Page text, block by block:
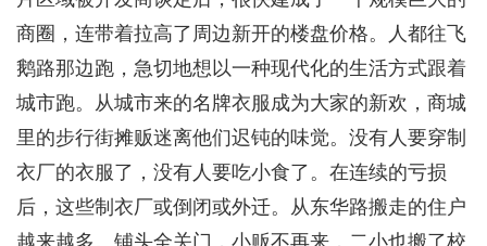
商圈，连带着拉高了周边新开的楼盘价格。人都往飞
鹅路那边跑，急切地想以一种现代化的生活方式跟着
城市跑。从城市来的名牌衣服成为大家的新欢，商城
里的步行街摊贩迷离他们迟钝的味觉。没有人要穿制
衣厂的衣服了，没有人要吃小食了。在连续的亏损
后，这些制衣厂或倒闭或外迁。从东华路搬走的住户
越来越多。铺头全关门，小贩不再来，二小也搬了校